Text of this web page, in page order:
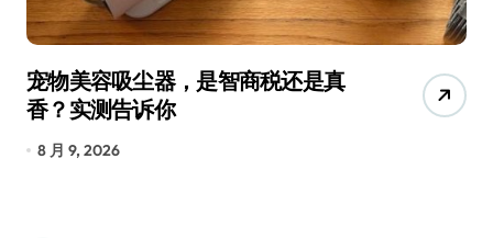
宠物美容吸尘器，是智商税还是真
香？实测告诉你
8 月 9, 2026